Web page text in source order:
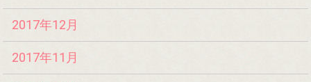
2017年12月
2017年11月